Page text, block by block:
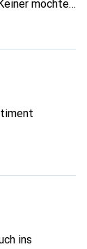
möchte
Einstellungen
für
ins